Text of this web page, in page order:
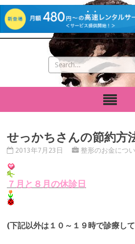
せっかちさんの節約
2013年7月23日 整形のお金につ
７月と８月の休診日
(下記以外は１０～１９時で診療し